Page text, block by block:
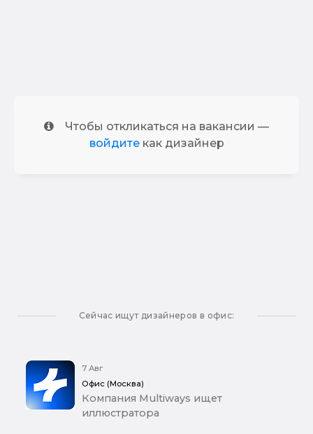
Чтобы откликаться на вакансии —
войдитекак дизайнер
Сейчас ищут дизайнеров в офис:
7 Авг
Офис (Москва)
Компания Multiways ищет
иллюстратора